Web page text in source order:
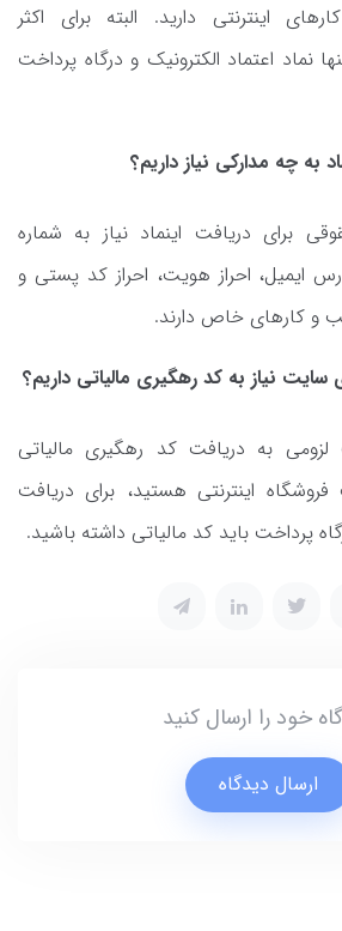
اینترنتی دارید. البته برای اکثر
نماد اعتماد الکترونیک و درگاه پرداخت
به چه مدارکی نیاز داریم؟
برای دریافت اینماد نیاز به شماره
ایمیل، احراز هویت، احراز کد پستی و
و کارهای خاص دارند.
سایت نیاز به کد رهگیری مالیاتی داریم؟
لزومی به دریافت کد رهگیری مالیاتی
اینترنتی هستید، برای دریافت
پرداخت باید کد مالیاتی داشته باشید.
خود را ارسال کنید
ارسال دیدگاه